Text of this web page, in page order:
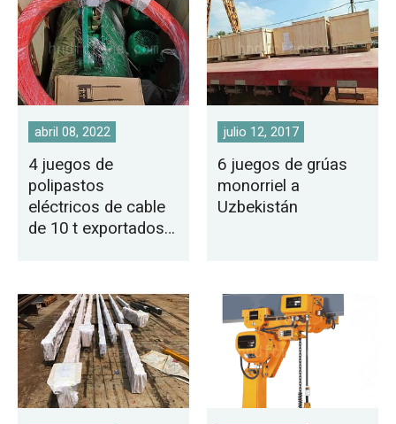
abril 08, 2022
4 juegos de
polipastos
eléctricos de cable
de 10 t exportados a
julio 12, 2017
6 juegos de grúas
monorriel a
Uzbekistán